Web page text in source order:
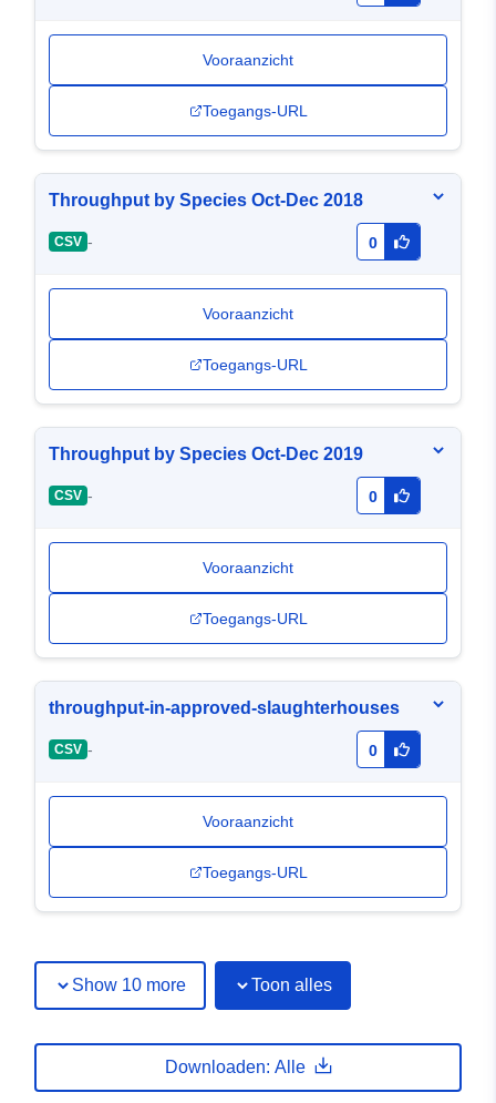
Vooraanzicht
Toegangs-URL
Throughput by Species Oct-Dec 2018
CSV - 0
Vooraanzicht
Toegangs-URL
Throughput by Species Oct-Dec 2019
CSV - 0
Vooraanzicht
Toegangs-URL
throughput-in-approved-slaughterhouses
CSV - 0
Vooraanzicht
Toegangs-URL
Show 10 more Toon alles
Downloaden: Alle